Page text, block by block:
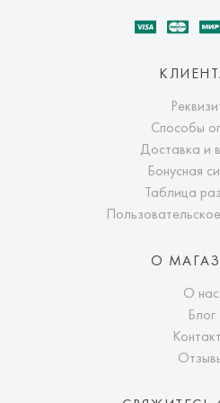
Способы
Доставка и
Бонусная
Таблица
О
О нас
Блог